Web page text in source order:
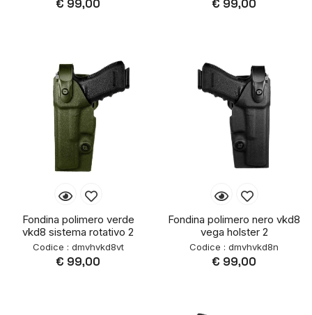
€ 99,00 € 99,00
Fondina polimero verde
vkd8 sistema rotativo 2
Codice : dmvhvkd8vt
€ 99,00
Fondina polimero nero vkd8
vega holster 2
Codice : dmvhvkd8n
€ 99,00